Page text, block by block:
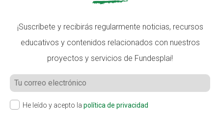
¡Suscríbete y recibirás regularmente noticias, recursos
educativos y contenidos relacionados con nuestros
proyectos y servicios de Fundesplai!
He leído y acepto la política de privacidad